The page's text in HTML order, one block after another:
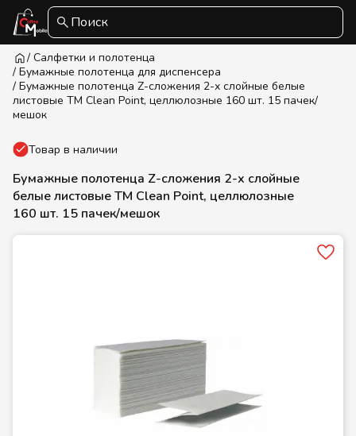
Поиск
/ Салфетки и полотенца
/ Бумажные полотенца для диспенсера
/ Бумажные полотенца Z-сложения 2-х слойные белые
листовые TM Clean Point, целлюлозные 160 шт. 15 пачек/
мешок
Товар в наличии
Бумажные полотенца Z-сложения 2-х слойные
белые листовые TM Clean Point, целлюлозные
160 шт. 15 пачек/мешок